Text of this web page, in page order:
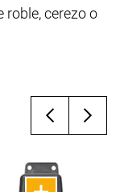
roble, cerezo o